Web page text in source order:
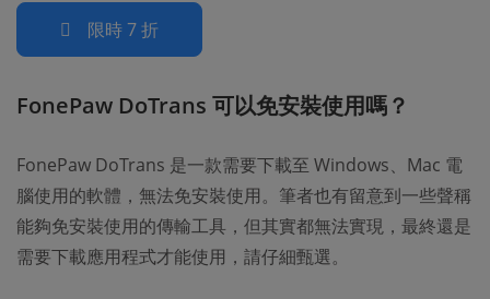
限時 7 折
FonePaw DoTrans 可以免安裝使用嗎？
FonePaw DoTrans 是一款需要下載至 Windows、Mac 電
腦使用的軟體，無法免安裝使用。筆者也有留意到一些聲稱
能夠免安裝使用的傳輸工具，但其實都無法實現，最終還是
需要下載應用程式才能使用，請仔細甄選。